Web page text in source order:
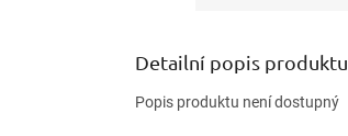
Detailní popis produktu
Popis produktu není dostupný